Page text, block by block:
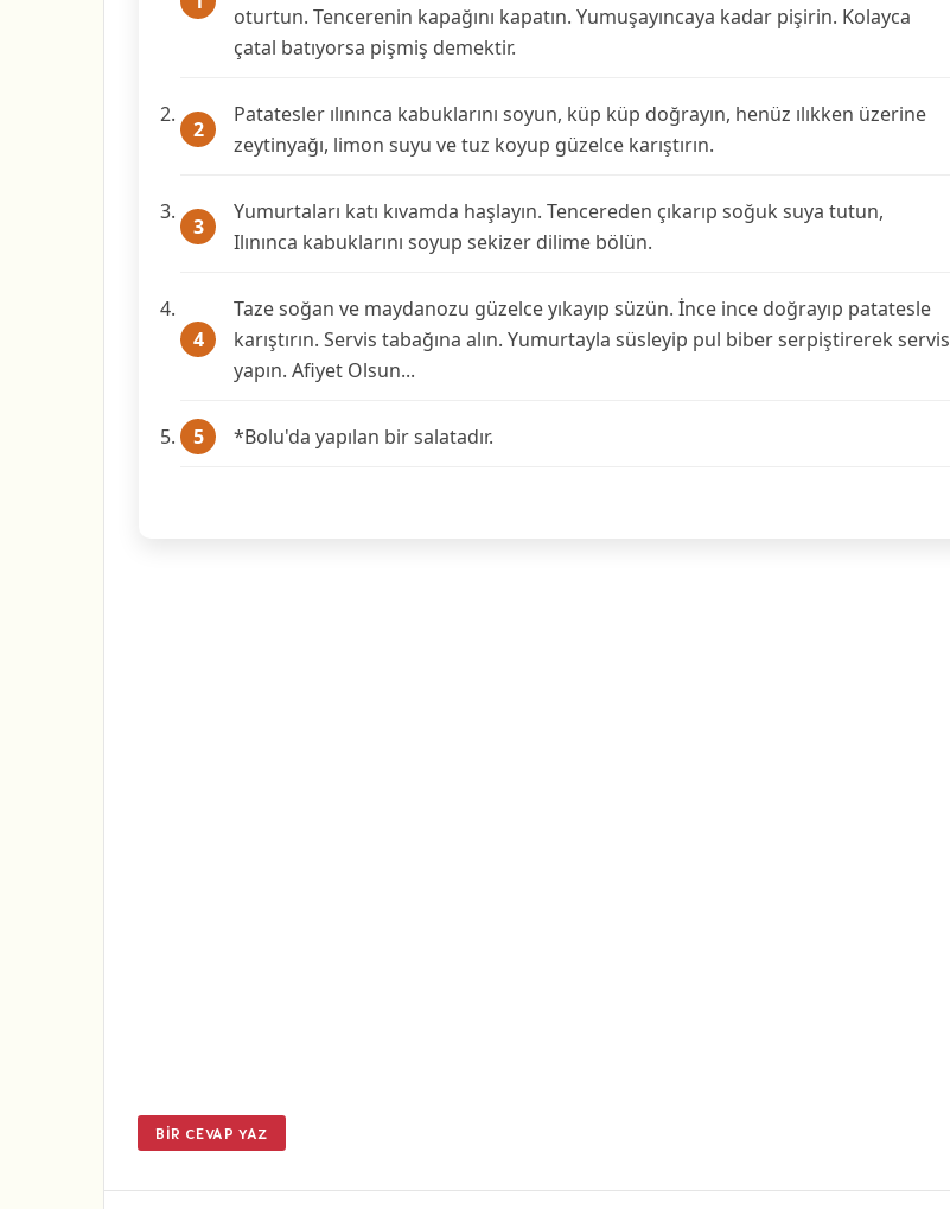
oturtun. Tencerenin kapağını kapatın. Yumuşayıncaya kadar pişirin. Kolayca
çatal batıyorsa pişmiş demektir.
Patatesler ılınınca kabuklarını soyun, küp küp doğrayın, henüz ılıkken üzerine
zeytinyağı, limon suyu ve tuz koyup güzelce karıştırın.
Yumurtaları katı kıvamda haşlayın. Tencereden çıkarıp soğuk suya tutun,
Ilınınca kabuklarını soyup sekizer dilime bölün.
Taze soğan ve maydanozu güzelce yıkayıp süzün. İnce ince doğrayıp patatesle
karıştırın. Servis tabağına alın. Yumurtayla süsleyip pul biber serpiştirerek servis
yapın. Afiyet Olsun...
*Bolu'da yapılan bir salatadır.
BIR CEVAP YAZ